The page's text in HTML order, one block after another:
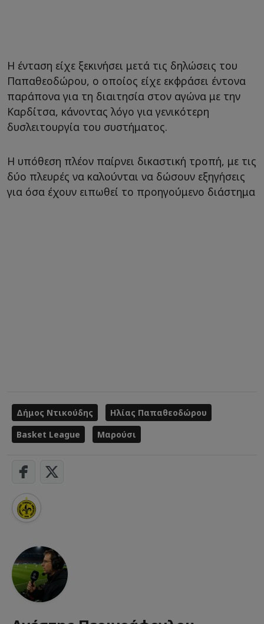
Η ένταση είχε ξεκινήσει μετά τις δηλώσεις του
Παπαθεοδώρου, ο οποίος είχε εκφράσει έντονα
παράπονα για τη διαιτησία στον αγώνα με την
Καρδίτσα, κάνοντας λόγο για γενικότερη
δυσλειτουργία του συστήματος.
Η υπόθεση πλέον παίρνει δικαστική τροπή, με τις
δύο πλευρές να καλούνται να δώσουν εξηγήσεις
για όσα έχουν ειπωθεί το προηγούμενο διάστημα
Δήμος Ντικούδης
Ηλίας Παπαθεοδώρου
Basket League
Μαρούσι